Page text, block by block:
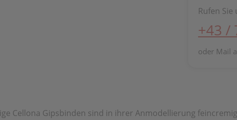
Rufen
+43 /
oder Mail
Cellona Gipsbinden sind in ihrer Anmodellierung